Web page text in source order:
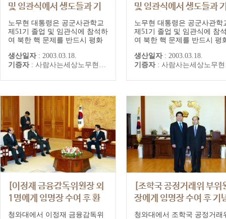
및 임관식에서 생도들과 기
념촬영하는 노무현 대통령
내외]
노무현 대통령은 공군사관학교
제51기 졸업 및 임관식에 참석하
여 북한 핵 문제를 반드시 평화
있더라도 대한민국의 평화와 안
전을 지켜내겠다고 밝혔다.
생산일자 : 2003.03.18.
기증자 : 사람사는세상노무현재단
및 임관식에서 생도들과
념촬영하는 노무현 대통령
내외]
노무현 대통령은 공군사관학
제51기 졸업 및 임관식에 참
여 북한 핵 문제를 반드시 평
있더라도 대한민국의 평화와
전을 지켜내겠다고 밝혔다.
생산일자 : 2003.03.18.
기증자 : 사람사는세상노무현재단
[이정재 금융감독위원장 외
1명에게 임명장 수여 후 환
담을 나누는 노무현 대통령]
청와대에서 이정재 금융감독위
[조학국 공정거래위 부위
장에게 임명장 수여 후 기
촬영하는 노무현 대통령]
청와대에서 조학국 공정거래